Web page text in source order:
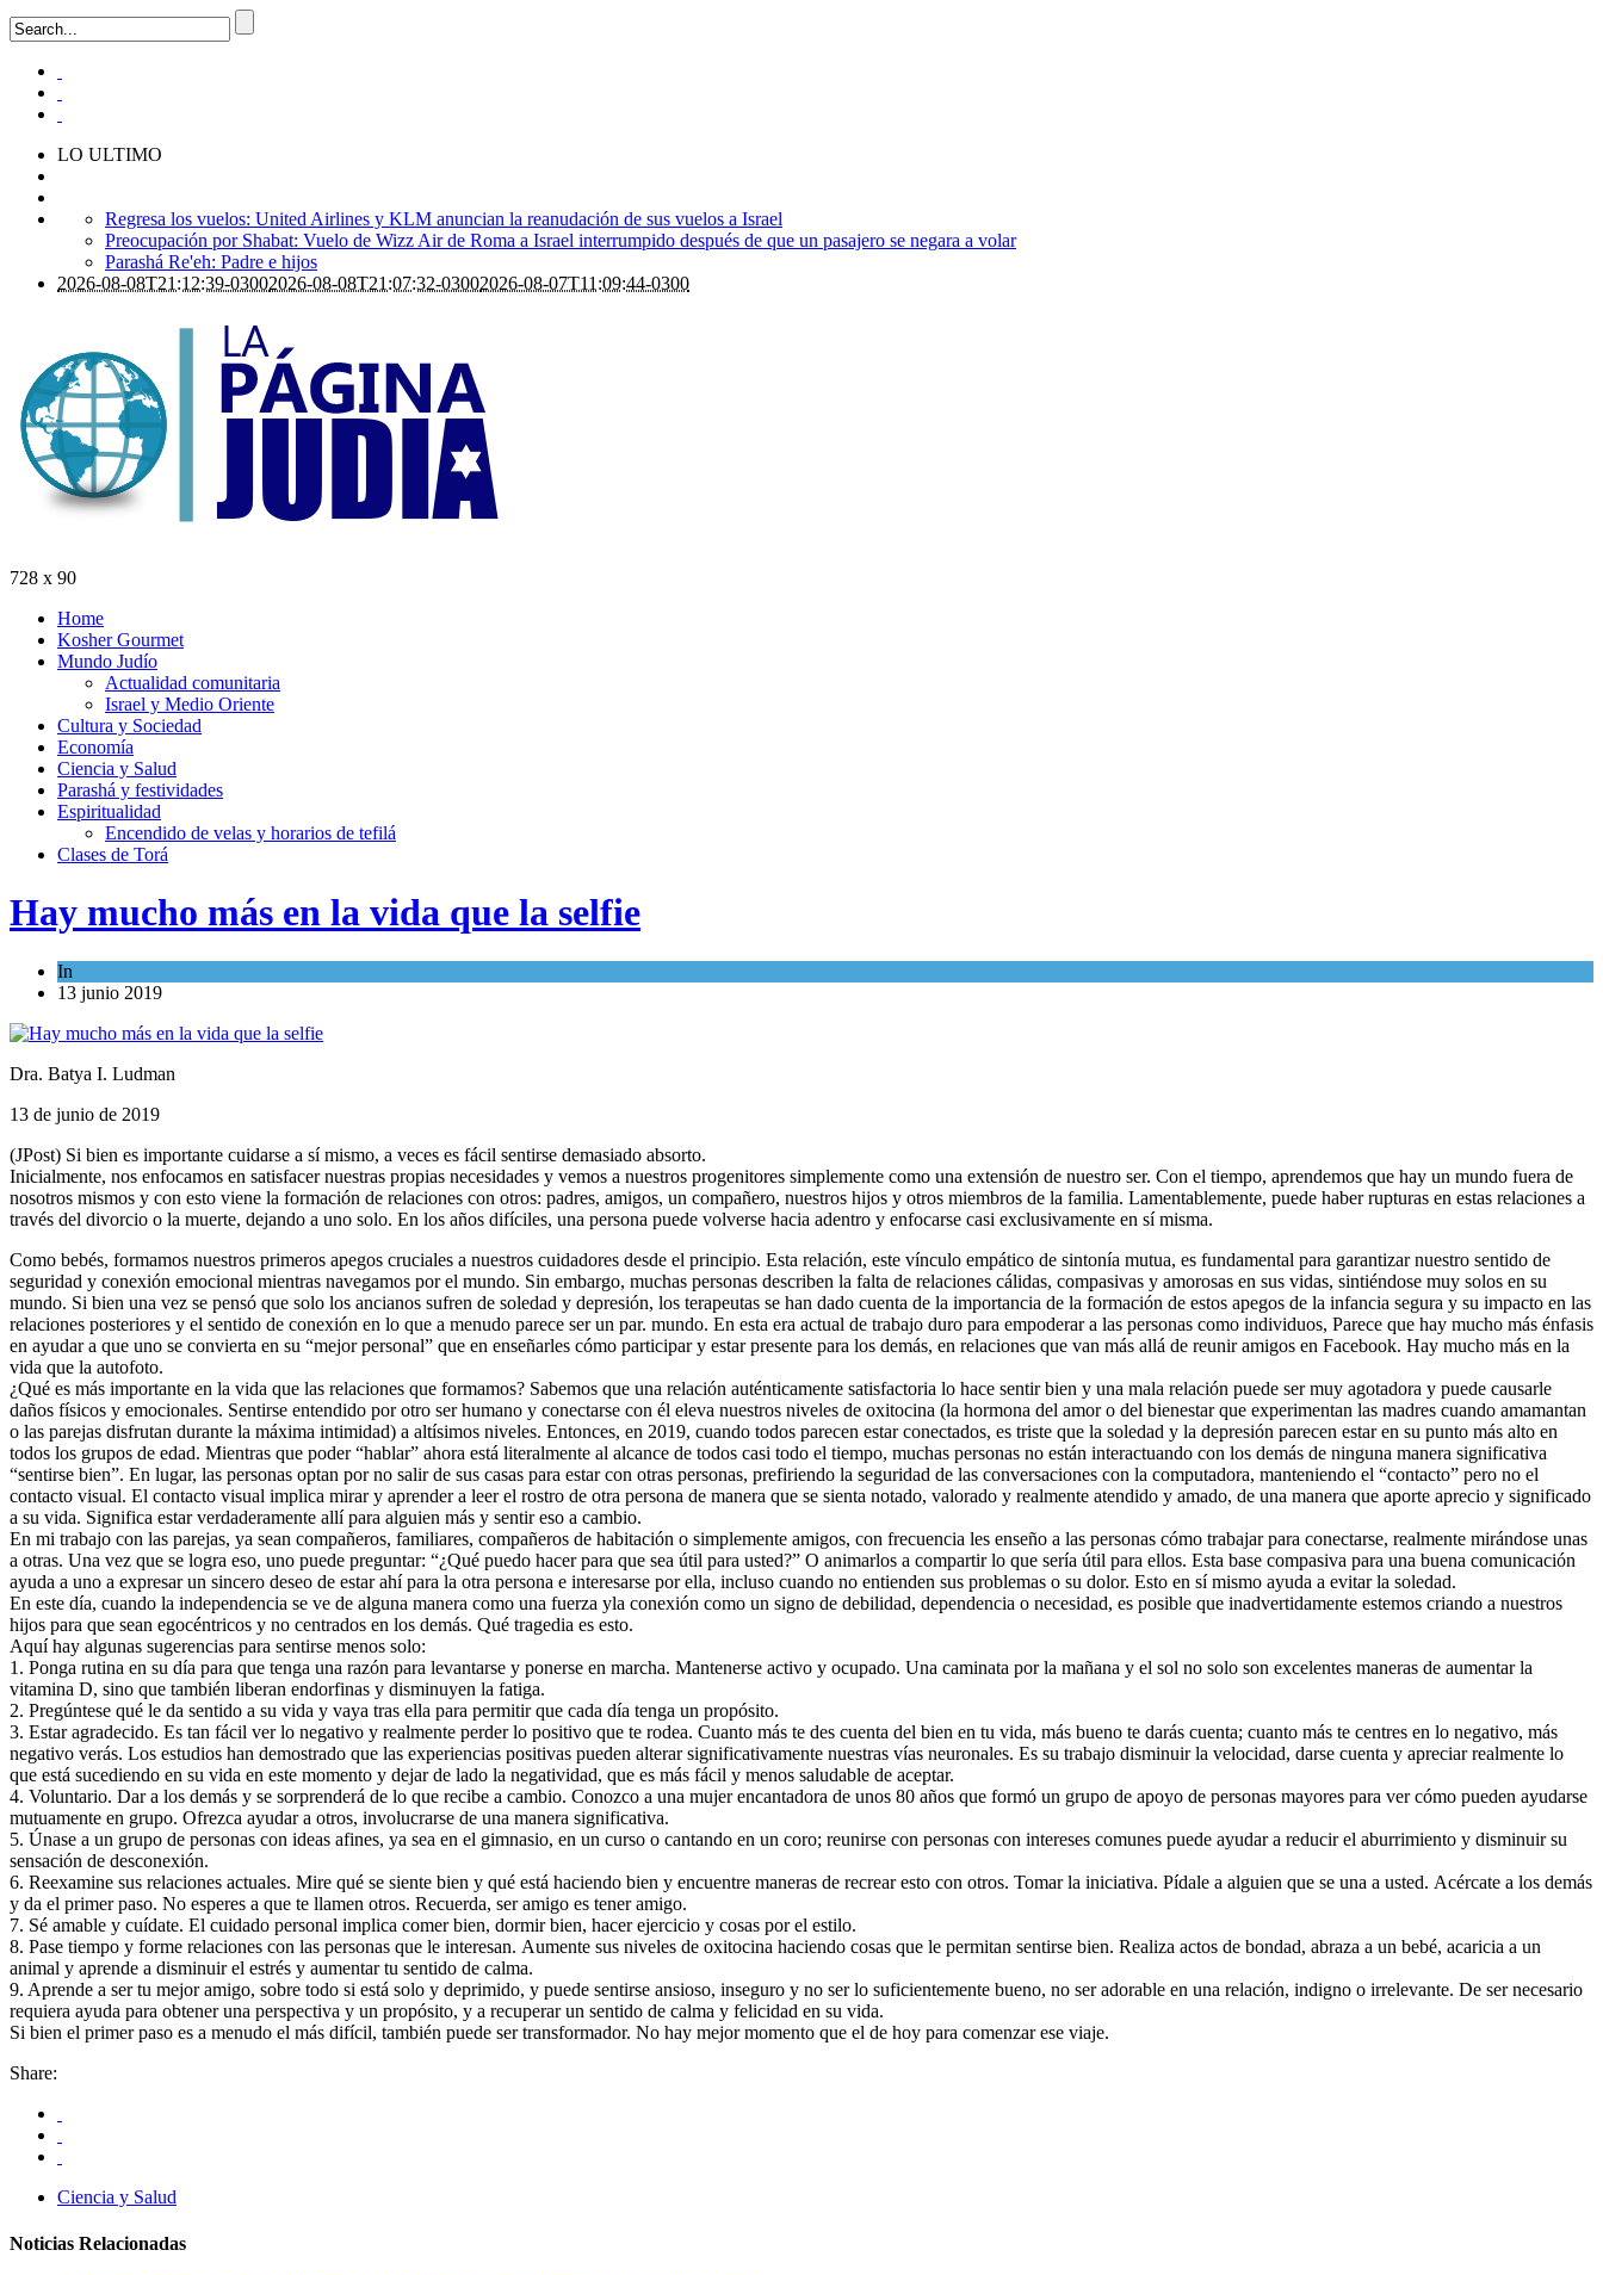
LO ULTIMO
Regresa los vuelos: United Airlines y KLM anuncian la reanudación de sus vuelos a Israel
Preocupación por Shabat: Vuelo de Wizz Air de Roma a Israel interrumpido después de que un pasajero se negara a volar
Parashá Re'eh: Padre e hijos
2026-08-08T21:12:39-03002026-08-08T21:07:32-03002026-08-07T11:09:44-0300
728 x 90
Home
Kosher Gourmet
Mundo Judío
Actualidad comunitaria
Israel y Medio Oriente
Cultura y Sociedad
Economía
Ciencia y Salud
Parashá y festividades
Espiritualidad
Encendido de velas y horarios de tefilá
Clases de Torá
Hay mucho más en la vida que la selfie
In
13 junio 2019
Dra. Batya I. Ludman
13 de junio de 2019
(JPost) Si bien es importante cuidarse a sí mismo, a veces es fácil sentirse demasiado absorto.
Inicialmente, nos enfocamos en satisfacer nuestras propias necesidades y vemos a nuestros progenitores simplemente como una extensión de nuestro ser. Con el tiempo, aprendemos que hay un mundo fuera de
nosotros mismos y con esto viene la formación de relaciones con otros: padres, amigos, un compañero, nuestros hijos y otros miembros de la familia. Lamentablemente, puede haber rupturas en estas relaciones a
través del divorcio o la muerte, dejando a uno solo. En los años difíciles, una persona puede volverse hacia adentro y enfocarse casi exclusivamente en sí misma.
Como bebés, formamos nuestros primeros apegos cruciales a nuestros cuidadores desde el principio. Esta relación, este vínculo empático de sintonía mutua, es fundamental para garantizar nuestro sentido de
seguridad y conexión emocional mientras navegamos por el mundo. Sin embargo, muchas personas describen la falta de relaciones cálidas, compasivas y amorosas en sus vidas, sintiéndose muy solos en su
mundo. Si bien una vez se pensó que solo los ancianos sufren de soledad y depresión, los terapeutas se han dado cuenta de la importancia de la formación de estos apegos de la infancia segura y su impacto en las
relaciones posteriores y el sentido de conexión en lo que a menudo parece ser un par. mundo. En esta era actual de trabajo duro para empoderar a las personas como individuos, Parece que hay mucho más énfasis
en ayudar a que uno se convierta en su “mejor personal” que en enseñarles cómo participar y estar presente para los demás, en relaciones que van más allá de reunir amigos en Facebook. Hay mucho más en la
vida que la autofoto.
¿Qué es más importante en la vida que las relaciones que formamos? Sabemos que una relación auténticamente satisfactoria lo hace sentir bien y una mala relación puede ser muy agotadora y puede causarle
daños físicos y emocionales. Sentirse entendido por otro ser humano y conectarse con él eleva nuestros niveles de oxitocina (la hormona del amor o del bienestar que experimentan las madres cuando amamantan
o las parejas disfrutan durante la máxima intimidad) a altísimos niveles. Entonces, en 2019, cuando todos parecen estar conectados, es triste que la soledad y la depresión parecen estar en su punto más alto en
todos los grupos de edad. Mientras que poder “hablar” ahora está literalmente al alcance de todos casi todo el tiempo, muchas personas no están interactuando con los demás de ninguna manera significativa
“sentirse bien”. En lugar, las personas optan por no salir de sus casas para estar con otras personas, prefiriendo la seguridad de las conversaciones con la computadora, manteniendo el “contacto” pero no el
contacto visual. El contacto visual implica mirar y aprender a leer el rostro de otra persona de manera que se sienta notado, valorado y realmente atendido y amado, de una manera que aporte aprecio y significado
a su vida. Significa estar verdaderamente allí para alguien más y sentir eso a cambio.
En mi trabajo con las parejas, ya sean compañeros, familiares, compañeros de habitación o simplemente amigos, con frecuencia les enseño a las personas cómo trabajar para conectarse, realmente mirándose unas
a otras. Una vez que se logra eso, uno puede preguntar: “¿Qué puedo hacer para que sea útil para usted?” O animarlos a compartir lo que sería útil para ellos. Esta base compasiva para una buena comunicación
ayuda a uno a expresar un sincero deseo de estar ahí para la otra persona e interesarse por ella, incluso cuando no entienden sus problemas o su dolor. Esto en sí mismo ayuda a evitar la soledad.
En este día, cuando la independencia se ve de alguna manera como una fuerza y ​​la conexión como un signo de debilidad, dependencia o necesidad, es posible que inadvertidamente estemos criando a nuestros
hijos para que sean egocéntricos y no centrados en los demás. Qué tragedia es esto.
Aquí hay algunas sugerencias para sentirse menos solo:
1. Ponga rutina en su día para que tenga una razón para levantarse y ponerse en marcha. Mantenerse activo y ocupado. Una caminata por la mañana y el sol no solo son excelentes maneras de aumentar la
vitamina D, sino que también liberan endorfinas y disminuyen la fatiga.
2. Pregúntese qué le da sentido a su vida y vaya tras ella para permitir que cada día tenga un propósito.
3. Estar agradecido. Es tan fácil ver lo negativo y realmente perder lo positivo que te rodea. Cuanto más te des cuenta del bien en tu vida, más bueno te darás cuenta; cuanto más te centres en lo negativo, más
negativo verás. Los estudios han demostrado que las experiencias positivas pueden alterar significativamente nuestras vías neuronales. Es su trabajo disminuir la velocidad, darse cuenta y apreciar realmente lo
que está sucediendo en su vida en este momento y dejar de lado la negatividad, que es más fácil y menos saludable de aceptar.
4. Voluntario. Dar a los demás y se sorprenderá de lo que recibe a cambio. Conozco a una mujer encantadora de unos 80 años que formó un grupo de apoyo de personas mayores para ver cómo pueden ayudarse
mutuamente en grupo. Ofrezca ayudar a otros, involucrarse de una manera significativa.
5. Únase a un grupo de personas con ideas afines, ya sea en el gimnasio, en un curso o cantando en un coro; reunirse con personas con intereses comunes puede ayudar a reducir el aburrimiento y disminuir su
sensación de desconexión.
6. Reexamine sus relaciones actuales. Mire qué se siente bien y qué está haciendo bien y encuentre maneras de recrear esto con otros. Tomar la iniciativa. Pídale a alguien que se una a usted. Acércate a los demás
y da el primer paso. No esperes a que te llamen otros. Recuerda, ser amigo es tener amigo.
7. Sé amable y cuídate. El cuidado personal implica comer bien, dormir bien, hacer ejercicio y cosas por el estilo.
8. Pase tiempo y forme relaciones con las personas que le interesan. Aumente sus niveles de oxitocina haciendo cosas que le permitan sentirse bien. Realiza actos de bondad, abraza a un bebé, acaricia a un
animal y aprende a disminuir el estrés y aumentar tu sentido de calma.
9. Aprende a ser tu mejor amigo, sobre todo si está solo y deprimido, y puede sentirse ansioso, inseguro y no ser lo suficientemente bueno, no ser adorable en una relación, indigno o irrelevante. De ser necesario
requiera ayuda para obtener una perspectiva y un propósito, y a recuperar un sentido de calma y felicidad en su vida.
Si bien el primer paso es a menudo el más difícil, también puede ser transformador. No hay mejor momento que el de hoy para comenzar ese viaje.
Share:
Ciencia y Salud
Noticias Relacionadas